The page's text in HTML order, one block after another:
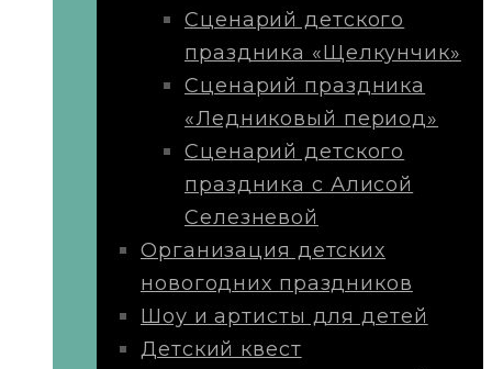
Сценарий детского
праздника «Щелкунчик»
Сценарий праздника
«Ледниковый период»
Сценарий детского
праздника с Алисой
Селезневой
Организация детских
новогодних праздников
Шоу и артисты для детей
Детский квест